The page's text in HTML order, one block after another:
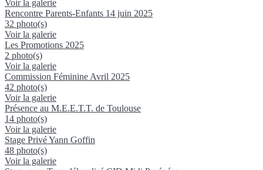
Voir la galerie
Rencontre Parents-Enfants 14 juin 2025
32 photo(s)
Voir la galerie
Les Promotions 2025
2 photo(s)
Voir la galerie
Commission Féminine Avril 2025
42 photo(s)
Voir la galerie
Présence au M.E.E.T.T. de Toulouse
14 photo(s)
Voir la galerie
Stage Privé Yann Goffin
48 photo(s)
Voir la galerie